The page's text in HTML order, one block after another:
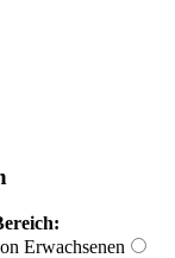
Erwachsenen